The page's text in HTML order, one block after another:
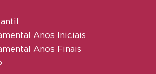
Anos Iniciais
Anos Finais